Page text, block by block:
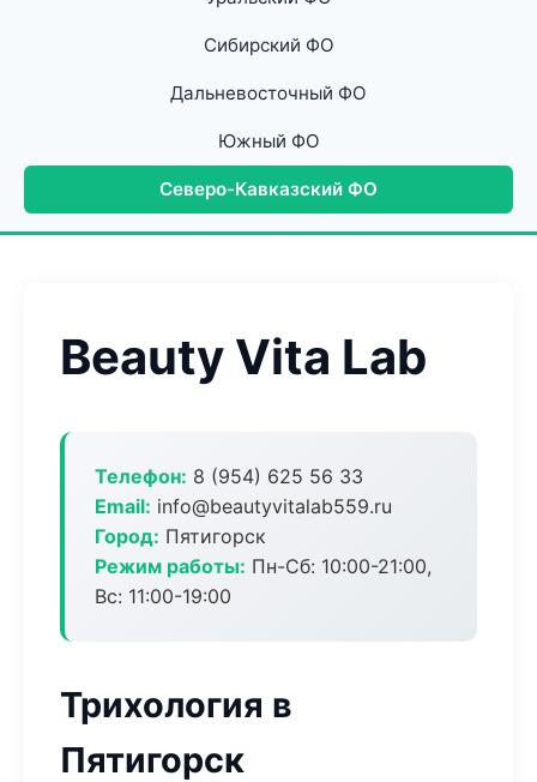
Сибирский ФО
Дальневосточный ФО
Южный ФО
Северо-Кавказский ФО
Beauty Vita Lab
Телефон: 8 (954) 625 56 33
Email: info@beautyvitalab559.ru
Город: Пятигорск
Режим работы: Пн-Сб: 10:00-21:00,
Вс: 11:00-19:00
Трихология в
Пятигорск